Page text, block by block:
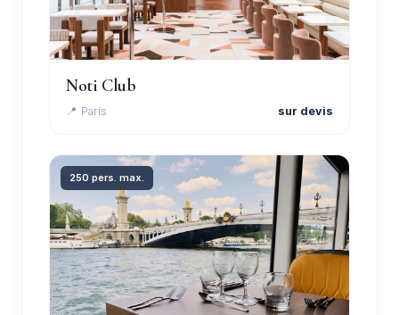
Noti Club
📍 Paris sur devis
250 pers. max.